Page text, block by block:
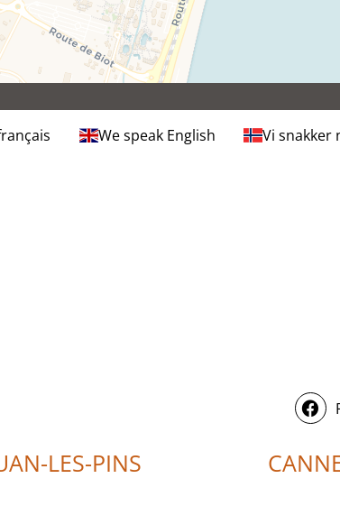
We speak English Vi snakker
LES-PINS